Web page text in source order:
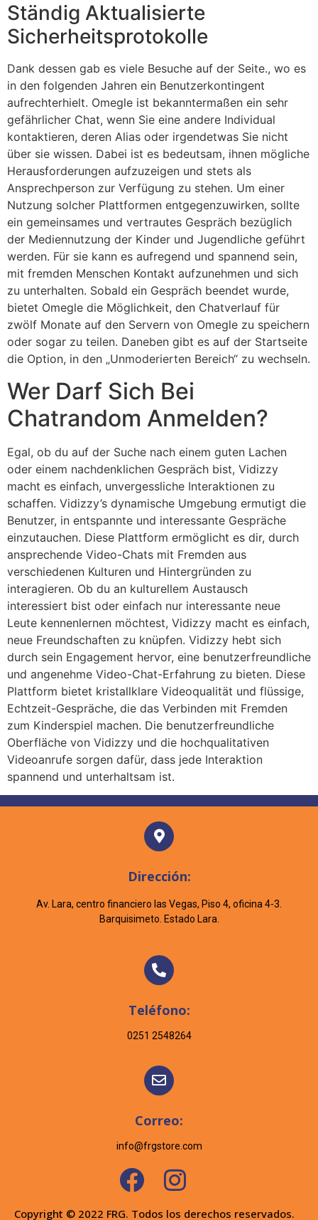
Ständig Aktualisierte
Sicherheitsprotokolle
Dank dessen gab es viele Besuche auf der Seite., wo es
in den folgenden Jahren ein Benutzerkontingent
aufrechterhielt. Omegle ist bekanntermaßen ein sehr
gefährlicher Chat, wenn Sie eine andere Individual
kontaktieren, deren Alias ​​oder irgendetwas Sie nicht
über sie wissen. Dabei ist es bedeutsam, ihnen mögliche
Herausforderungen aufzuzeigen und stets als
Ansprechperson zur Verfügung zu stehen. Um einer
Nutzung solcher Plattformen entgegenzuwirken, sollte
ein gemeinsames und vertrautes Gespräch bezüglich
der Mediennutzung der Kinder und Jugendliche geführt
werden. Für sie kann es aufregend und spannend sein,
mit fremden Menschen Kontakt aufzunehmen und sich
zu unterhalten. Sobald ein Gespräch beendet wurde,
bietet Omegle die Möglichkeit, den Chatverlauf für
zwölf Monate auf den Servern von Omegle zu speichern
oder sogar zu teilen. Daneben gibt es auf der Startseite
die Option, in den „Unmoderierten Bereich“ zu wechseln.
Wer Darf Sich Bei
Chatrandom Anmelden?
Egal, ob du auf der Suche nach einem guten Lachen
oder einem nachdenklichen Gespräch bist, Vidizzy
macht es einfach, unvergessliche Interaktionen zu
schaffen. Vidizzy’s dynamische Umgebung ermutigt die
Benutzer, in entspannte und interessante Gespräche
einzutauchen. Diese Plattform ermöglicht es dir, durch
ansprechende Video-Chats mit Fremden aus
verschiedenen Kulturen und Hintergründen zu
interagieren. Ob du an kulturellem Austausch
interessiert bist oder einfach nur interessante neue
Leute kennenlernen möchtest, Vidizzy macht es einfach,
neue Freundschaften zu knüpfen. Vidizzy hebt sich
durch sein Engagement hervor, eine benutzerfreundliche
und angenehme Video-Chat-Erfahrung zu bieten. Diese
Plattform bietet kristallklare Videoqualität und flüssige,
Echtzeit-Gespräche, die das Verbinden mit Fremden
zum Kinderspiel machen. Die benutzerfreundliche
Oberfläche von Vidizzy und die hochqualitativen
Videoanrufe sorgen dafür, dass jede Interaktion
spannend und unterhaltsam ist.
Dirección:
Av. Lara, centro financiero las Vegas, Piso 4, oficina 4-3.
Barquisimeto. Estado Lara.
Teléfono:
0251 2548264
Correo:
info@frgstore.com
Copyright © 2022 FRG. Todos los derechos reservados.